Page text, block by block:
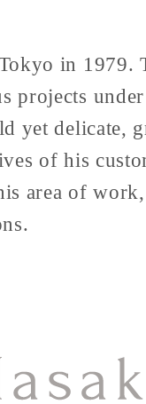
in 1979.
projects
yet delicate,
of his
area of